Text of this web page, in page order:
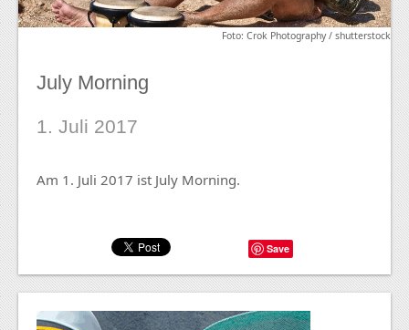
Foto: Crok Photography / shutterstock
July Morning
1. Juli 2017
Am 1. Juli 2017 ist July Morning.
Save